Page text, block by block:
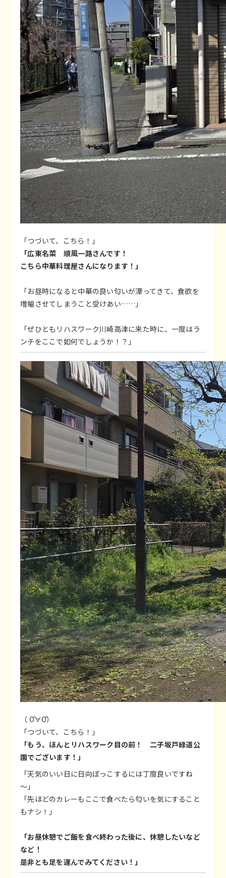
「つづいて、こちら！」
「広東名菜 順風一路さんです！
こちら中華料理屋さんになります！」
「お昼時になると中華の良い匂いが漂ってきて、食欲を
増幅させてしまうこと受けあい……」
「ぜひともリハスワーク川崎高津に来た時に、一度はラ
ンチをここで如何でしょうか！？」
（ Ō∀Ō）
「つづいて、こちら！」
「もう、ほんとリハスワーク目の前！ 二子坂戸緑道公
園でございます！」
「天気のいい日に日向ぼっこするには丁度良いですね
～」
「先ほどのカレーもここで食べたら匂いを気にすること
もナシ！」
「お昼休憩でご飯を食べ終わった後に、休憩したいなど
など！
是非とも足を運んでみてください！」